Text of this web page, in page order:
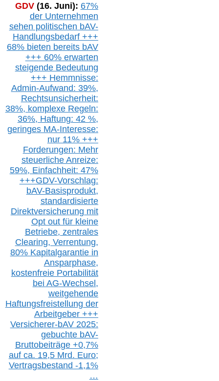
GDV (16. Juni): 67%
der Unternehmen
sehen politischen bAV-
Handlungsbedarf +++
68% bieten bereits bAV
+++ 60% erwarten
steigende Bedeutung
+++ Hemmnisse:
Admin-Aufwand: 39%,
Rechtsunsicherheit:
38%, komplexe Regeln:
36%, Haftung: 42 %,
geringes MA-Interesse:
nur 11% +++
Forderungen: Mehr
steuerliche Anreize:
59%, Einfachheit: 47%
+++GDV-Vorschlag:
bAV-Basisprodukt,
standardisierte
Direktversicherung mit
Opt outfür kleine
Betriebe, zentrales
Clearing, Verrentung,
80% Kapitalgarantie in
Ansparphase,
kostenfreie Portabilität
bei AG-Wechsel,
weitgehende
Haftungsfreistellung der
Arbeitgeber +++
Versicherer-bAV2025:
gebuchte bAV-
Bruttobeiträge +0,7%
auf ca. 19,5 Mrd. Euro;
Vertragsbestand -1,1%
…